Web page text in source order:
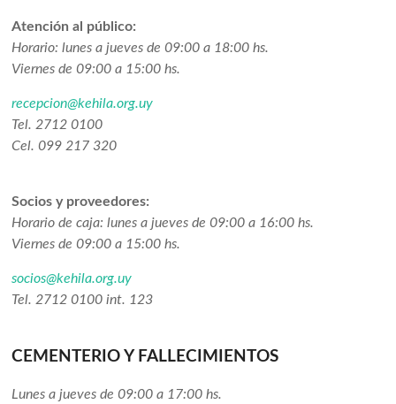
Atención al público:
Horario: lunes a jueves de 09:00 a 18:00 hs.
Viernes de 09:00 a 15:00 hs.
recepcion@kehila.org.uy
Tel. 2712 0100
Cel. 099 217 320
Socios y proveedores:
Horario de caja: lunes a jueves de 09:00 a 16:00 hs.
Viernes de 09:00 a 15:00 hs.
socios@kehila.org.uy
Tel. 2712 0100 int. 123
CEMENTERIO Y FALLECIMIENTOS
Lunes a jueves de 09:00 a 17:00 hs.